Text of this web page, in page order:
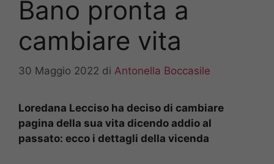
Bano pronta a
cambiare vita
30 Maggio 2022 di Antonella Boccasile
Loredana Lecciso ha deciso di cambiare
pagina della sua vita dicendo addio al
passato: ecco i dettagli della vicenda